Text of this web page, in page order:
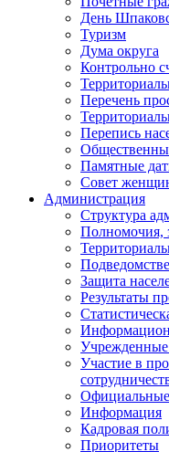
День
Туризм
Дума округа
Контрольно
Перечень
Перепись
Памятные
Совет
Администрация
Структура
Полномочия,
Защита
Результаты
Участие в
Официальные
Информация
Кадровая
Приоритеты